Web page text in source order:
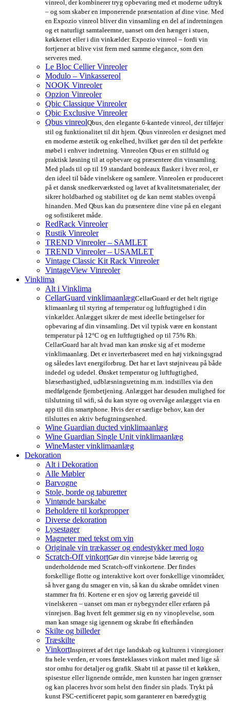
vinreol, der kombinerer tryg opbevaring med et moderne udtryk
– og som skaber en imponerende præsentation af dine vine. Med
en Expozio vinreol bliver din vinsamling en del af indretningen
og et naturligt samtaleemne, uanset om den hænger i stuen,
køkkenet eller i din vinkælder. Expozio vinreol – fordi vin
fortjener at blive vist frem med samme elegance, som den
serveres med.
Le Bloc Cellier Vinreoler
Modulo – Vinkassereol
NOOK Vinreoler
Opzion Vinreoler
Qbic Classique Vinreoler
Qbic Exclusive Vinreoler
Qbus vinreolQbus, den elegante 6-kantede vinreol, der tilføjer
stil og funktionalitet til dit hjem. Qbus vinreolen er designet med
en moderne æstetik og enkelhed, hvilket gør den til det perfekte
møbel i enhver indretning. Vinreolen Qbus er en stilfuld og
praktisk løsning til at opbevare og præsentere din vinsamling.
Med plads til op til 19 standard bordeaux flasker i hver reol, er
den ideel til både vinelskere og samlere. Vinreolen er produceret
på et dansk snedkerværksted og lavet af kvalitetsmaterialer, der
sikrer holdbarhed og stabilitet og de kan nemt stables ovenpå
hinanden. Med Qbus kan du præsentere dine vine på en elegant
og sofistikeret måde.
RedRack Vinreoler
Rustik Vinreoler
TREND Vinreoler – SAMLET
TREND Vinreoler – USAMLET
Vintage Classic Kit Rack Vinreoler
VintageView Vinreoler
Vinklima
Alt i Vinklima
CellarGuard vinklimaanlægCellarGuard er det helt rigtige
klimaanlæg til styring af temperatur og luftfugtighed i din
vinkælder. Anlægget sikrer de mest ideelle betingelser for
opbevaring af din vinsamling. Det vil typisk være en konstant
temperatur på 12°C og en luftfugtighed op til 75% Rh.
CellarGuard har alt hvad man kan ønske sig af et moderne
vinklimaanlæg. Det er inverterbaseret med en høj virkningsgrad
og således lavt energiforbrug. Det har et lavt støjniveau på både
indedel og udedel. Ønsket temperatur og luftfugtighed,
blæserhastighed, udblæsningsretning m.m. indstilles via den
medfølgende fjernbetjening. Anlægget har desuden mulighed for
tilslutning til wifi, så du kan styre og overvåge anlægget via en
app til din smartphone. Hvis der er særlige behov, kan der
tilsluttes en aktiv befugtningsenhed.
Wine Guardian ducted vinklimaanlæg
Wine Guardian Single Unit vinklimaanlæg
WineMaster vinklimaanlæg
Dekoration
Alt i Dekoration
Alle Møbler
Barvogne
Stole, borde og taburetter
Vintønde barskabe
Beholdere til korkpropper
Diverse dekoration
Lysestager
Magneter med tekst om vin
Originale vin trækasser og endestykker med logo
Scratch-Off vinkortGør din vinrejse både lærerig og
underholdende med Scratch-off vinkortene. Der findes
forskellige flotte og interaktive kort over forskellige vinområder,
så hver gang du smager en vin, så kan du skrabe området vinen
stammer fra fri. Kortene er en sjov og lærerig gaveidé til
vinelskeren – uanset om man er nybegynder eller erfaren på
vinrejsen. Bag hvert felt gemmer sig en ny vinoplevelse, som
man kan smage sig igennem og skrabe fri efterhånden
Skilte og billeder
Træskilte
VinkortInspireret af det rige landskab og kulturen i vinregioner
fra hele verden, er vores førsteklasses vinkort malet med lige så
stor omhu for detaljer og grafik. Skabt til at passe til et køkken,
spisestue eller lignende område, men kunsten har ingen grænser
og kan placeres hvor som helst den finder sin plads. Trykt på
kunst FSC-certificeret papir, som garanterer en bæredygtig